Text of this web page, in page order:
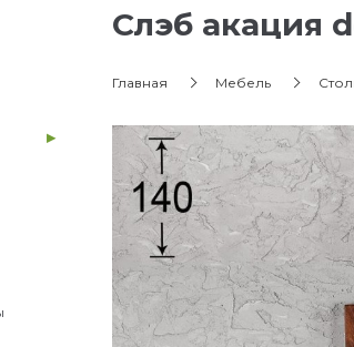
Слэб акация
Главная Мебель